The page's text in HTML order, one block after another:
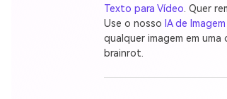
Texto para Vídeo . Quer
Use o nosso IA de
qualquer imagem em
brainrot.